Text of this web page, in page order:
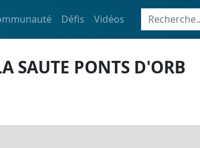
Défis Vidéos
SAUTE PONTS D'ORB